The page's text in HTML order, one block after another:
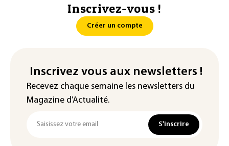
Inscrivez-vous !
Créer un compte
Inscrivez vous aux newsletters !
Recevez chaque semaine les newsletters du
Magazine d’Actualité.
S'inscrire